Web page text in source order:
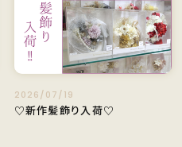
2026/07/19
♡新作髪飾り入荷♡